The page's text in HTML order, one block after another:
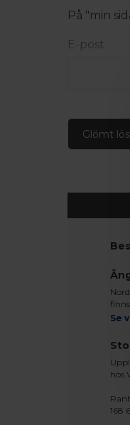
På "min
E-post
Glömt
Se
hos
168